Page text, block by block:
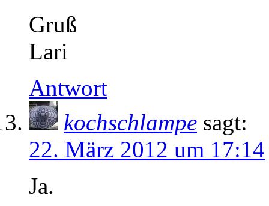
Gruß
Lari
Antwort
kochschlampe sagt:
22. März 2012 um 17:14
Ja.